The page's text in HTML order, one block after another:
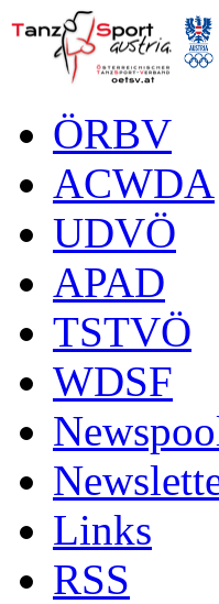
ÖRBV
ACWDA
UDVÖ
APAD
TSTVÖ
WDSF
Links
RSS